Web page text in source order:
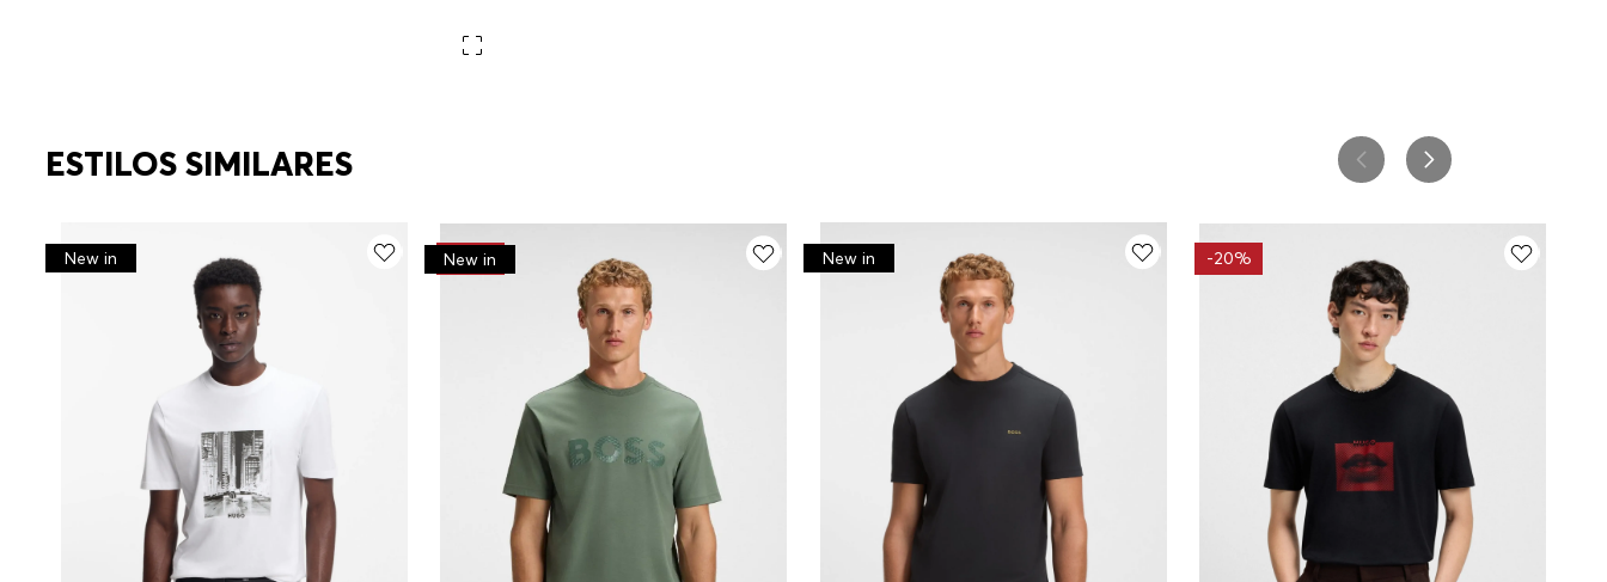
ESTILOS SIMILARES
New in -50%
New in New in -20%